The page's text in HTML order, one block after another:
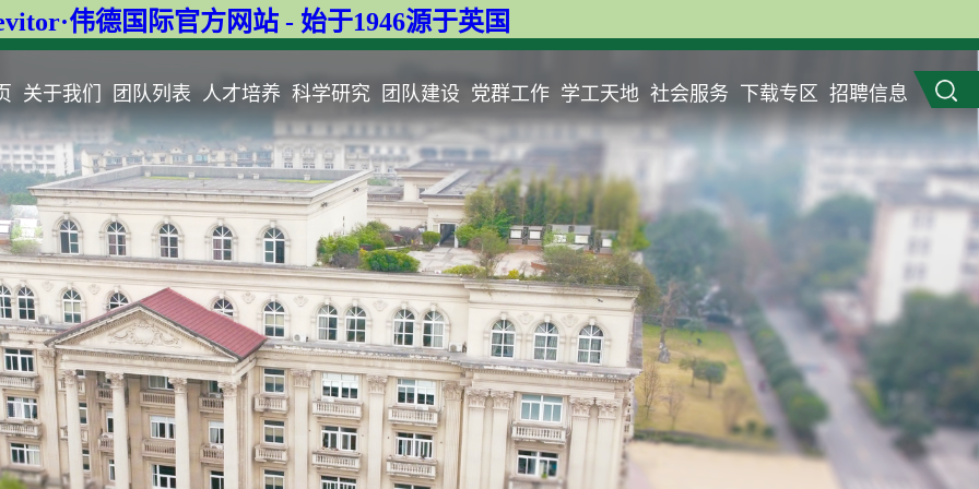
伟德国际官方网站 - 始于1946源于英国
关于我们 团队列表 人才培养 科学研究 团队建设 党群工作 学工天地 社会服务 下载专区 招聘信息